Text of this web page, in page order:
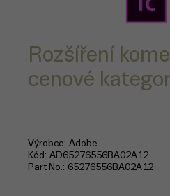
Rozšíření
cenové
Výrobce Adobe
Kód AD65276556BA02A12
Part No. 65276556BA02A12